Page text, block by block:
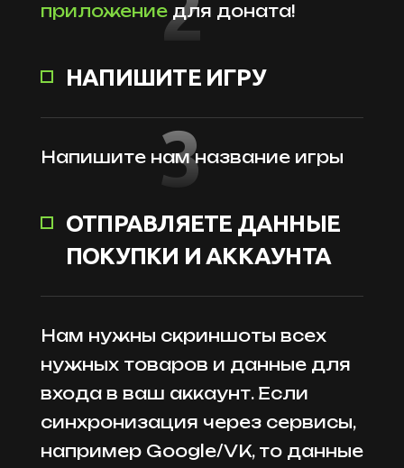
приложение для доната!
НАПИШИТЕ ИГРУ
Напишите нам название игры
ОТПРАВЛЯЕТЕ ДАННЫЕ
ПОКУПКИ И АККАУНТА
Нам нужны скриншоты всех
нужных товаров и данные для
входа в ваш аккаунт. Если
синхронизация через сервисы,
например Google/VK, то данные
3